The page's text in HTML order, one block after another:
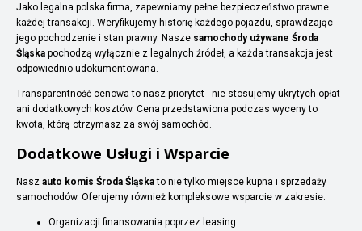
Jako legalna polska firma, zapewniamy pełne bezpieczeństwo prawne
każdej transakcji. Weryfikujemy historię każdego pojazdu, sprawdzając
jego pochodzenie i stan prawny. Nasze samochody używane Środa
Śląska pochodzą wyłącznie z legalnych źródeł, a każda transakcja jest
odpowiednio udokumentowana.
Transparentność cenowa to nasz priorytet - nie stosujemy ukrytych opłat
ani dodatkowych kosztów. Cena przedstawiona podczas wyceny to
kwota, którą otrzymasz za swój samochód.
Dodatkowe Usługi i Wsparcie
Nasz auto komis Środa Śląskato nie tylko miejsce kupna i sprzedaży
samochodów. Oferujemy również kompleksowe wsparcie w zakresie:
Organizacji finansowania poprzez leasing